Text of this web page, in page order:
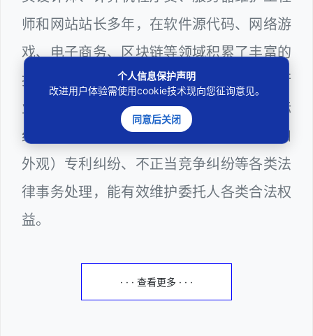
师和网站站长多年，在软件源代码、网络游
戏、电子商务、区块链等领域积累了丰富的
技术和法律实务经验，颇为熟悉IT互联网行
业知识产权领域版权（著作权）纠纷、商标
纠纷、商业秘密纠纷、（发明、实用新型和
外观）专利纠纷、不正当竞争纠纷等各类法
律事务处理，能有效维护委托人各类合法权
益。
· · · 查看更多 · · ·
个人信息保护声明
改进用户体验需使用cookie技术现向您征询意见。
同意后关闭